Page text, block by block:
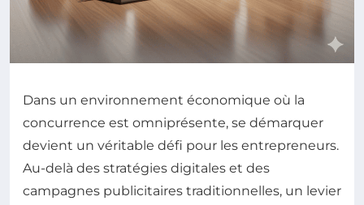
Dans un environnement économique où la
concurrence est omniprésente, se démarquer
devient un véritable défi pour les entrepreneurs.
Au-delà des stratégies digitales et des
campagnes publicitaires traditionnelles, un levier